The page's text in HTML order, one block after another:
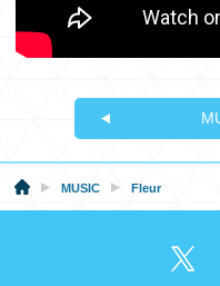
MUSIC Fleur